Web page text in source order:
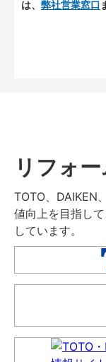
は、 弊社営業窓口
リフォ
TOTO、DAIKEN
値向上を目指し
しています。